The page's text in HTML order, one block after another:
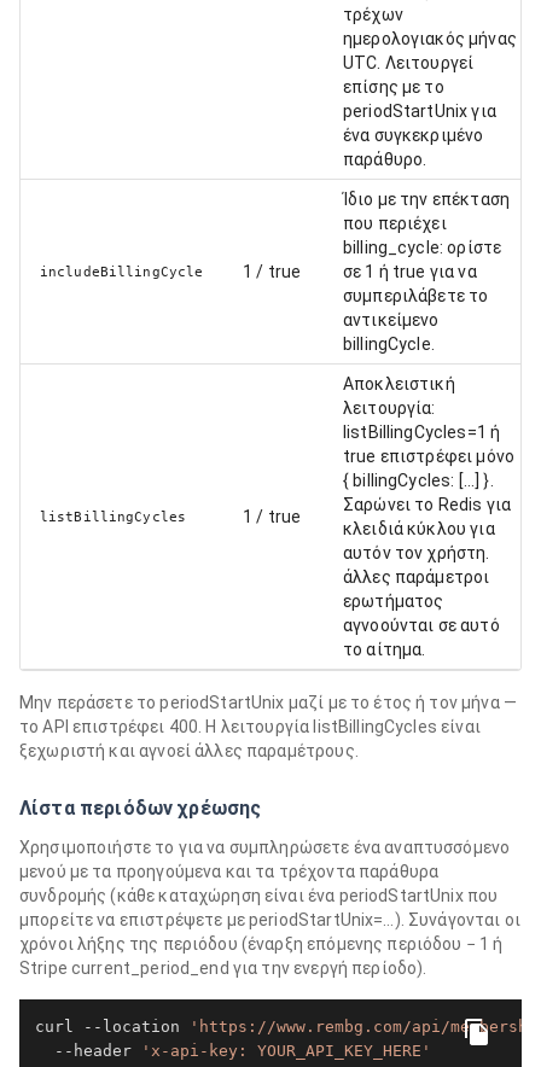
τρέχων
ημερολογιακός μήνας
UTC. Λειτουργεί
επίσης με το
periodStartUnix για
ένα συγκεκριμένο
παράθυρο.
includeBillingCycle 1 / true
Ίδιο με την επέκταση
που περιέχει
billing_cycle: ορίστε
σε 1 ή true για να
συμπεριλάβετε το
αντικείμενο
billingCycle.
listBillingCycles 1 / true
Αποκλειστική
λειτουργία:
listBillingCycles=1 ή
true επιστρέφει μόνο
{ billingCycles: [...] }.
Σαρώνει το Redis για
κλειδιά κύκλου για
αυτόν τον χρήστη.
άλλες παράμετροι
ερωτήματος
αγνοούνται σε αυτό
το αίτημα.
Μην περάσετε το periodStartUnix μαζί με το έτος ή τον μήνα —
το API επιστρέφει 400. Η λειτουργία listBillingCycles είναι
ξεχωριστή και αγνοεί άλλες παραμέτρους.
Λίστα περιόδων χρέωσης
Χρησιμοποιήστε το για να συμπληρώσετε ένα αναπτυσσόμενο
μενού με τα προηγούμενα και τα τρέχοντα παράθυρα
συνδρομής (κάθε καταχώρηση είναι ένα periodStartUnix που
μπορείτε να επιστρέψετε με periodStartUnix=…). Συνάγονται οι
χρόνοι λήξης της περιόδου (έναρξη επόμενης περιόδου − 1 ή
Stripe current_period_end για την ενεργή περίοδο).
curl --location
'https://www.rembg.com/api/
  --header
'x-api-key: YOUR_API_KEY_HERE'